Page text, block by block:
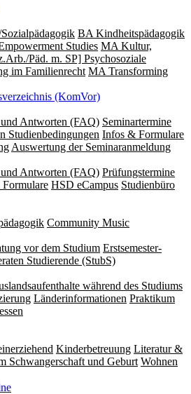
BA Kindheitspädagogik
Studies MA Kultur,
Päd. m. SP] Psychosoziale
im Fami­lien­recht MA Transforming
(KomVor)
Antworten (FAQ) Seminartermine
Studienbedingungen Infos & Formulare
Auswertung der Seminaranmeldung
Antworten (FAQ) Prüfungstermine
HSD eCampus Studienbüro
Community Music
vor dem Studium Erstsemester-
Studierende (StubS)
während des Studiums
Länderinformationen Praktikum
Kinderbetreuung Literatur &
Schwangerschaft und Geburt Wohnen